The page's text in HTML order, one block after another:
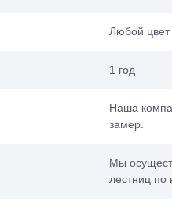
Любой
1 год
Наша
замер.
Мы
лестниц по